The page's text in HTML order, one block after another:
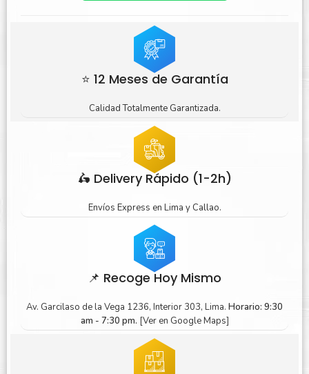
⭐ 12 Meses de Garantía
Calidad Totalmente Garantizada.
🛵 Delivery Rápido (1-2h)
Envíos Express en Lima y Callao.
📌 Recoge Hoy Mismo
Av. Garcilaso de la Vega 1236, Interior 303, Lima. Horario: 9:30
am - 7:30 pm. [Ver en Google Maps]